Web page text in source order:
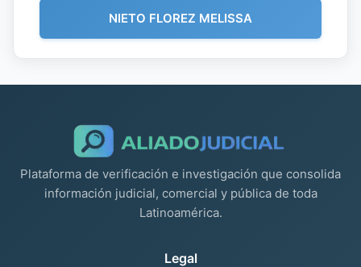
NIETO FLOREZ MELISSA
Plataforma de verificación e investigación que consolida
información judicial, comercial y pública de toda
Latinoamérica.
Legal